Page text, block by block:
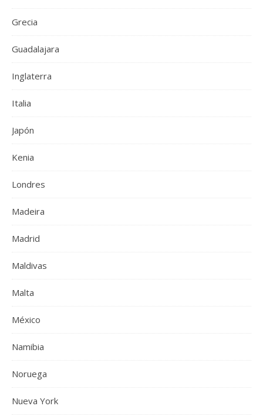
Grecia
Guadalajara
Inglaterra
Italia
Japón
Kenia
Londres
Madeira
Madrid
Maldivas
Malta
México
Namibia
Noruega
Nueva York